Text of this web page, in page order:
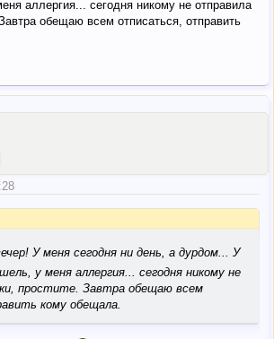
аллергия... сегодня никому не отправила
обещаю всем отписаться, отправить
У меня сегодня ни день, а дурдом... У
у меня аллергия... сегодня никому не
простите. Завтра обещаю всем
кому обещала.